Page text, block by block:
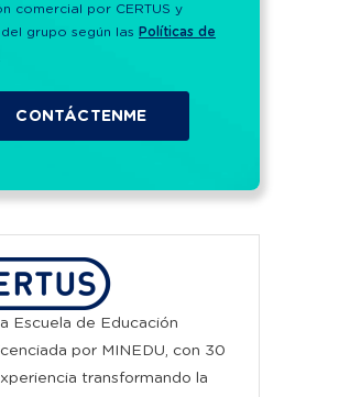
comercial por CERTUS y
grupo según las Políticas de
Escuela de Educación
por MINEDU, con 30
transformando la